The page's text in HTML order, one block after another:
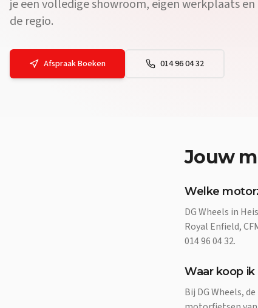
je een volledige showroom, eigen werkplaats
de regio.
Afspraak Boeken 014 96 04 32
Jouw
Welke
DG Wheels in
Royal Enfield,
014 96 04 32.
Waar koop
Bij DG Wheels,